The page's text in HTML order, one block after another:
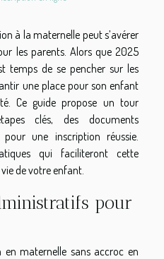
à la maternelle peut s’avérer
les parents. Alors que 2025
temps de se pencher sur les
une place pour son enfant
Ce guide propose un tour
clés, des documents
une inscription réussie.
qui faciliteront cette
de votre enfant.
pour
maternelle sans accroc en